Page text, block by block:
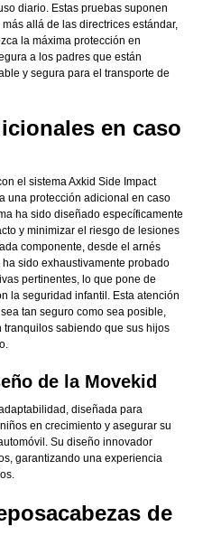
diario. Estas pruebas suponen
allá de las directrices estándar,
la máxima protección en
a los padres que están
y segura para el transporte de
en caso
el sistema Axkid Side Impact
una protección adicional en caso
ha sido diseñado específicamente
y minimizar el riesgo de lesiones
componente, desde el arnés
sido exhaustivamente probado
pertinentes, lo que pone de
la seguridad infantil. Esta atención
tan seguro como sea posible,
sabiendo que sus hijos
de la Movekid
diseñada para
en crecimiento y asegurar su
Su diseño innovador
garantizando una experiencia
de